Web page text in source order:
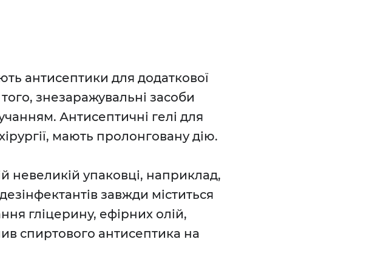
антисептики для додаткової
знезаражувальні засоби
Антисептичні гелі для
мають пролонговану дію.
невеликій упаковці, наприклад,
завжди міститься
гліцерину, ефірних олій,
спиртового антисептика на